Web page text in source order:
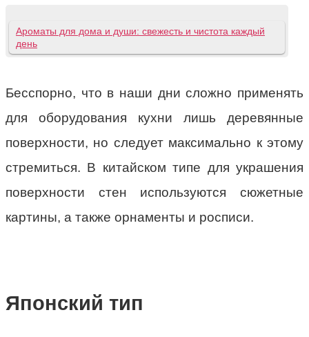
Ароматы для дома и души: свежесть и чистота каждый
день
Бесспорно, что в наши дни сложно применять
для оборудования кухни лишь деревянные
поверхности, но следует максимально к этому
стремиться. В китайском типе для украшения
поверхности стен используются сюжетные
картины, а также орнаменты и росписи.
Японский тип